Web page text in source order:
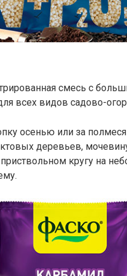
смесь с
всех видов садово-
осенью или за
деревьев,
кругу на